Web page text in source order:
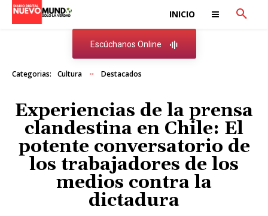
INICIO
Escúchanos Online
Categorias: Cultura Destacados
Experiencias de la prensa
clandestina en Chile: El
potente conversatorio de
los trabajadores de los
medios contra la
dictadura